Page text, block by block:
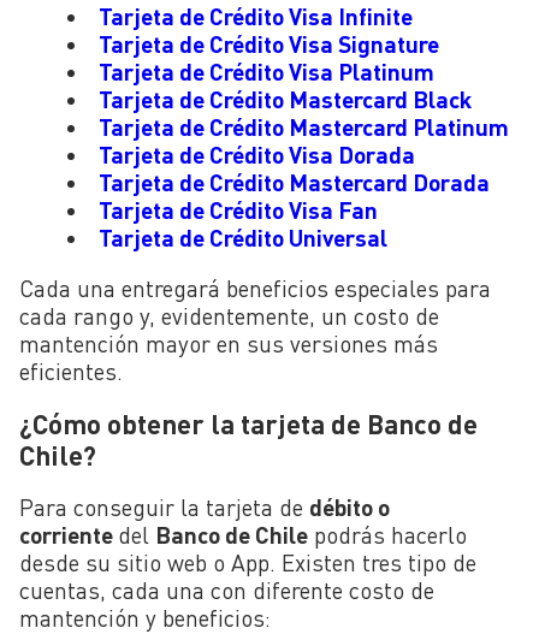
Tarjeta de Crédito Visa Infinite
Tarjeta de Crédito Visa Signature
Tarjeta de Crédito Visa Platinum
Tarjeta de Crédito Mastercard Black
Tarjeta de Crédito Mastercard Platinum
Tarjeta de Crédito Visa Dorada
Tarjeta de Crédito Mastercard Dorada
Tarjeta de Crédito Visa Fan
Tarjeta de Crédito Universal
Cada una entregará beneficios especiales para
cada rango y, evidentemente, un costo de
mantención mayor en sus versiones más
eficientes.
¿Cómo obtener la tarjeta de Banco de
Chile?
Para conseguir la tarjeta de débito o
corriente del Banco de Chile podrás hacerlo
desde su sitio web o App. Existen tres tipo de
cuentas, cada una con diferente costo de
mantención y beneficios: